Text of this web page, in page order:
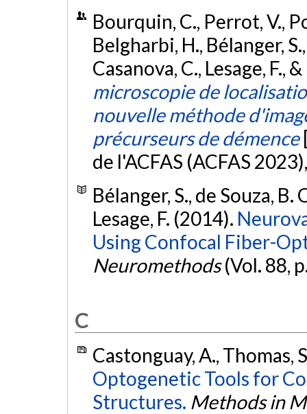
Bourquin, C., Perrot, V.,
Belgharbi, H., Bélanger,
Casanova, C., Lesage, F.,
microscopie de
nouvelle méthode
précurseurs de démence
de l'ACFAS (ACFAS
Bélanger, S., de Souza, B.
Lesage, F. (2014).
Using Confocal Fiber-
Neuromethods(Vol. 88,
C
Castonguay, A., Thomas,
Optogenetic Tools for
Structures. Methods in